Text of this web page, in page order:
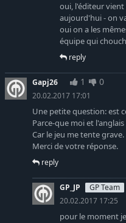
oui, l'éditeur
aujourd'hui - on
oui on a les
équipe qui
reply
Gapj26 1 0
20.02.2017 17:01
Une petite question: est
Parce-que moi et
Car le jeu me tente grave.
Merci de votre réponse.
reply
GP_JP GP Team
20.02.2017 17:25
pour le moment